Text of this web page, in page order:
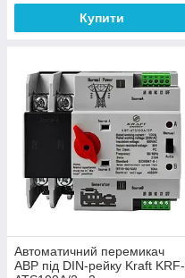
Купити
Автоматичний перемикач
АВР під DIN-рейку Kraft KRF-